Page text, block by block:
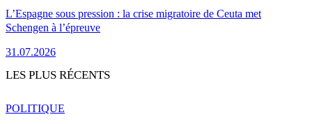
L’Espagne sous pression : la crise migratoire de Ceuta met
Schengen à l’épreuve
31.07.2026
LES PLUS RÉCENTS
POLITIQUE